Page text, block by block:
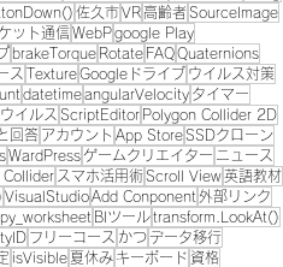
佐久市VR 高齢者 SourceImage
ット通信WebPgoogle Play
brakeTorque Rotate FAQQuaternions
ス TextureGoogleドライブ ウイルス対策
datetimeangularVelocity タイマー
イルス ScriptEditor Polygon Collider 2D
回答 アカウント App StoreSSDクローン
WardPress ゲームクリエイター ニュース
Collider スマホ活用術Scroll View英語教材
VisualStudioAdd Conponent 外部リンク
BIツールtransform.LookAt()
フリーコース かつ データ移行
isVisible 夏休み キーボード 資格